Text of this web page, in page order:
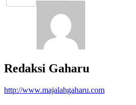
Redaksi Gaharu
http://www.majalahgaharu.com